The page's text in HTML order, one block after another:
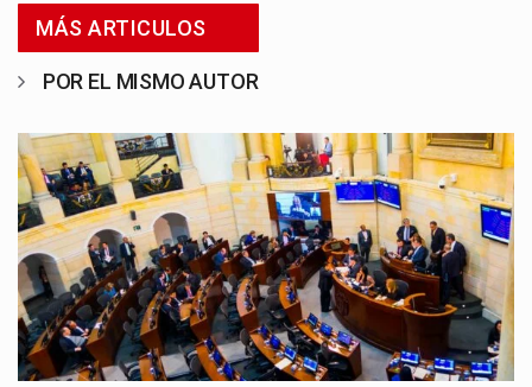
MÁS ARTICULOS
POR EL MISMO AUTOR